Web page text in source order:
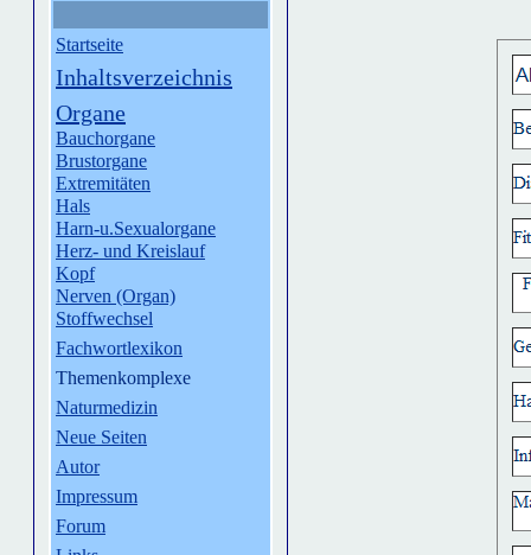
Startseite
Inhaltsverzeichnis
Organe
Bauchorgane
Brustorgane
Extremitäten
Hals
Harn-u.Sexualorgane
Herz- und Kreislauf
Kopf
Nerven (Organ)
Stoffwechsel
Fachwortlexikon
Themenkomplexe
Naturmedizin
Neue Seiten
Autor
Impressum
Forum